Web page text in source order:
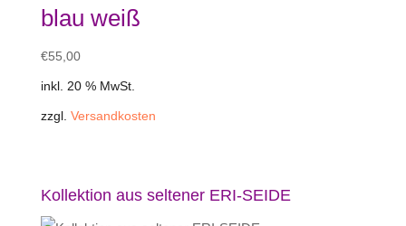
blau weiß
€55,00
inkl. 20 % MwSt.
zzgl. Versandkosten
Kollektion aus seltener ERI-SEIDE